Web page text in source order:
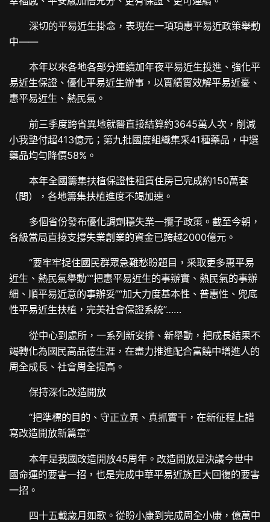
深切的平易近生掛念，表現在一項項惠平易近政策舉動
中——
本年以來各地各部分連續加年夜平易近生投進、強化平
易近生保證、優化平易近生辦事，以實績實效解平易近憂、
惠平易近生、熱民氣。
前三季度跨省異地就醫直接結算約3645萬人次，削減
小我墊付超413億元；第九批國度組織集采41種藥品，中選
藥品均勻降價58%。
本年全國籌集扶植保證性租賃住房已完成約150萬套
（間），各地籌集扶植進度不竭加速。
多個省份發布優化調劑穩失業一攬子政策。截至今朝，
各級當局直接支撐失業創業的資金已跨越2000億元。
“要牢牢捉住國民群眾急難愁盼題目，采取更多惠平易
近生、熱民氣舉動”“把惠平易近生的事辦實、熱民氣的事辦
細、順平易近意的事辦妥”“加大力度基本性、普惠性、兜底
性平易近生扶植，完美社會保證系統”……
從中心到處所，一系列新安排、新舉動，把成長結果不
竭轉化為國民高品德生涯，在盡力推進配合富饒中增進人的
周全成長、社會周全提高。
保持深化改造開放
“把準標的目的、守正立異、真抓實干，在新征程上譜
寫改造開放新篇章”
本年是我國改造開放45周年。改造開放是決議今世中
國命運的要害一招，也是完成中華平易近族巨大回復的要害
一招。
四十五載歲月如歌。從盼小康到完成周全小康，億萬中